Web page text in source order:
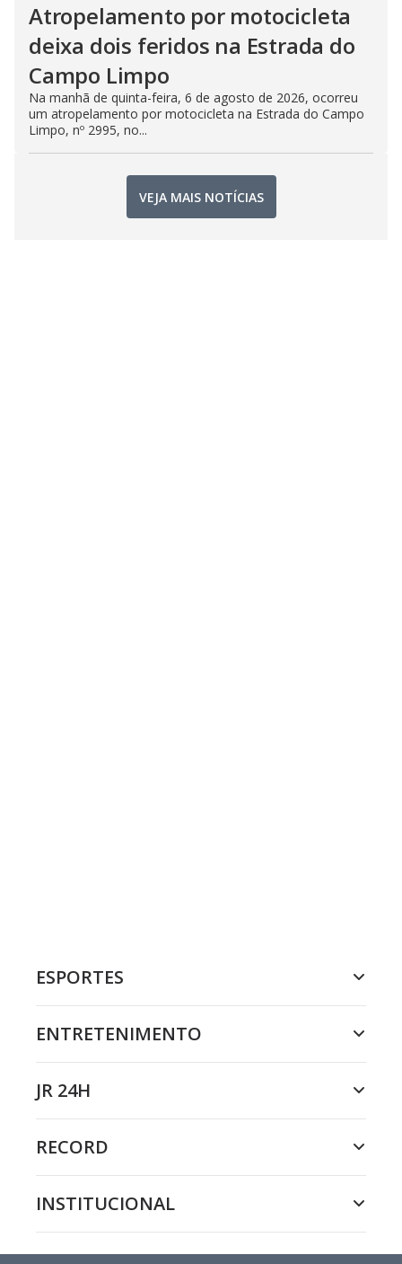
Atropelamento por motocicleta
deixa dois feridos na Estrada do
Campo Limpo
Na manhã de quinta-feira, 6 de agosto de 2026, ocorreu
um atropelamento por motocicleta na Estrada do Campo
Limpo, nº 2995, no...
VEJA MAIS NOTÍCIAS
ESPORTES
ENTRETENIMENTO
JR 24H
RECORD
INSTITUCIONAL